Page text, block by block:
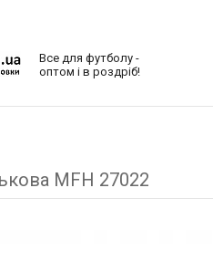
Все для футболу -
оптом і в роздріб!
MFH 27022